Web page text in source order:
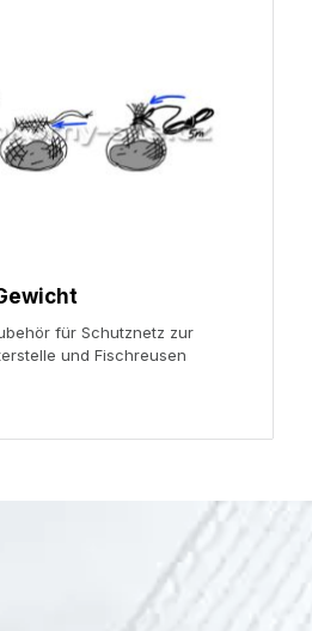
für Schutznetz zur
und Fischreusen